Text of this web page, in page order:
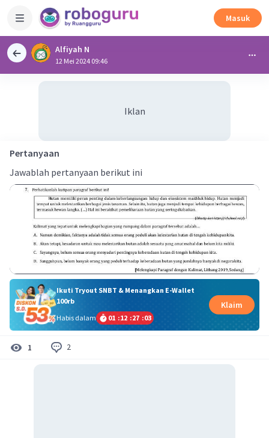
Masuk
Alfiyah N
12 Mei 2024 09:46
Iklan
Pertanyaan
Jawablah pertanyaan berikut ini
Ikuti Tryout SNBT & Menangkan E-Wallet
100rb
Habis dalam
01 :12 :27 :03
Klaim
1 2